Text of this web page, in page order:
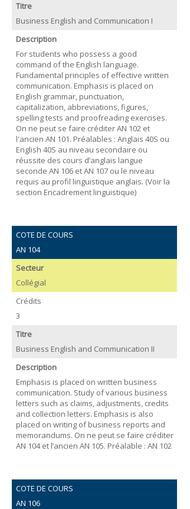
Titre
Business English and Communication I
Description
For students who possess a good
command of the English language.
Fundamental principles of effective written
communication. Emphasis is placed on
English grammar, punctuation,
capitalization, abbreviations, figures,
spelling tests and proofreading exercises.
On ne peut se faire créditer AN 102 et
l'ancien AN 101. Préalables : Anglais 40S ou
English 40S au niveau secondaire ou
réussite des cours d’anglais langue
seconde AN 106 et AN 107 ou le niveau
requis au profil linguistique anglais. (Voir la
section Encadrement linguistique)
COTE DE COURS
AN 104
Secteur
Collégial
Crédits
3
Titre
Business English and Communication II
Description
Emphasis is placed on written business
communication. Study of various business
letters such as claims, adjustments, credits
and collection letters. Emphasis is also
placed on writing of business reports and
memorandums. On ne peut se faire créditer
AN 104 et l’ancien AN 105. Préalable : AN 102
COTE DE COURS
AN 106